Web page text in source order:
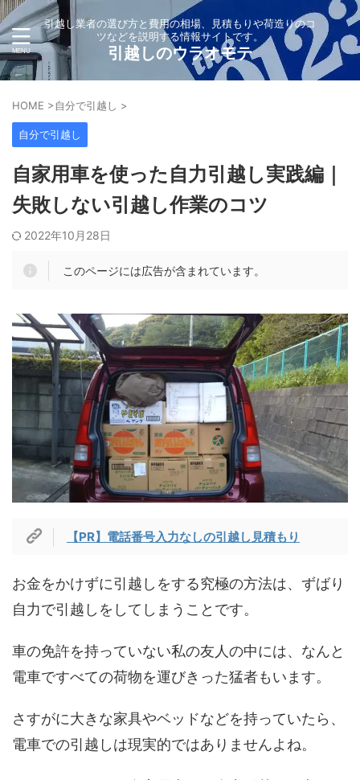
引越し業者の選び方と費用の相場、見積もりや荷造りのコ
ツなどを説明する情報サイトです。
引越しのウラオモテ
HOME >自分で引越し >
自分で引越し
自家用車を使った自力引越し実践編｜
失敗しない引越し作業のコツ
2022年10月28日
このページには広告が含まれています。
【PR】電話番号入力なしの引越し見積もり
お金をかけずに引越しをする究極の方法は、ずばり
自力で引越しをしてしまうことです。
車の免許を持っていない私の友人の中には、なんと
電車ですべての荷物を運びきった猛者もいます。
さすがに大きな家具やベッドなどを持っていたら、
電車での引越しは現実的ではありませんよね。